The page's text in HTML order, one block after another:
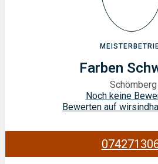
Farben
Schömberg
Noch keine
Bewerten auf